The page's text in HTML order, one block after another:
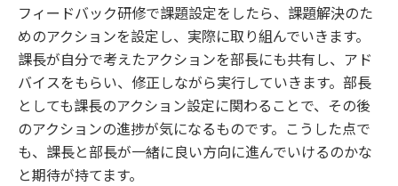
フィードバック研修で課題設定をしたら、課題解決のた
めのアクションを設定し、実際に取り組んでいきます。
課長が自分で考えたアクションを部長にも共有し、アド
バイスをもらい、修正しながら実行していきます。部長
としても課長のアクション設定に関わることで、その後
のアクションの進捗が気になるものです。こうした点で
も、課長と部長が一緒に良い方向に進んでいけるのかな
と期待が持てます。